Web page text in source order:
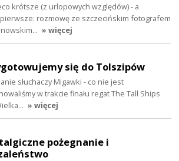
krótsze (z urlopowych względów) - a
rozmowę ze szczecińskim fotografem
» więcej
się do Tolszipów
słuchaczy Migawki - co nie jest
w trakcie finału regat The Tall Ships
» więcej
pożegnanie i